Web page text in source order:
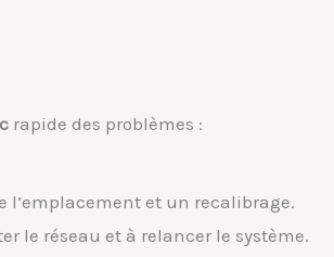
rapide des problèmes :
et un recalibrage.
le réseau et à relancer le système.